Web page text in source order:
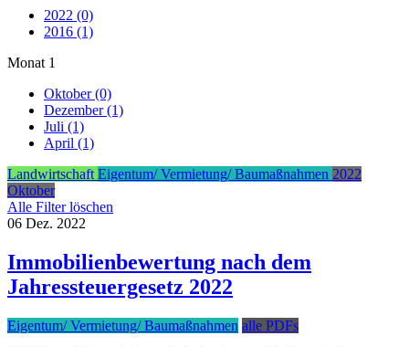
2022 (0)
2016 (1)
Monat 1
Oktober (0)
Dezember (1)
Juli (1)
April (1)
Landwirtschaft Eigentum/ Vermietung/ Baumaßnahmen 2022
Oktober
Alle Filter löschen
06 Dez. 2022
Immobilienbewertung nach dem
Jahressteuergesetz 2022
Eigentum/ Vermietung/ Baumaßnahmen alle PDFs